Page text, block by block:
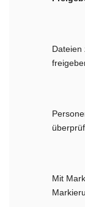
Dateien
Mit